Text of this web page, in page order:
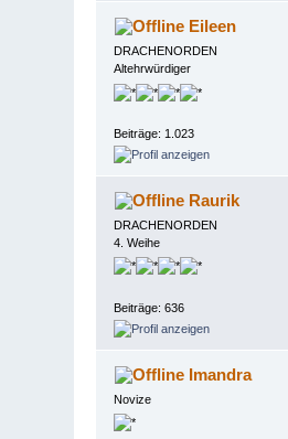
Eileen
DRACHENORDEN
Altehrwürdiger
Beiträge: 1.023
Raurik
DRACHENORDEN
4. Weihe
Beiträge: 636
Imandra
Novize